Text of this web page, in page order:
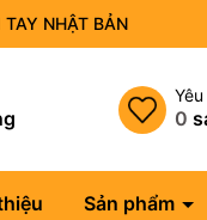
NHẬT BẢN
0
Sản phẩm